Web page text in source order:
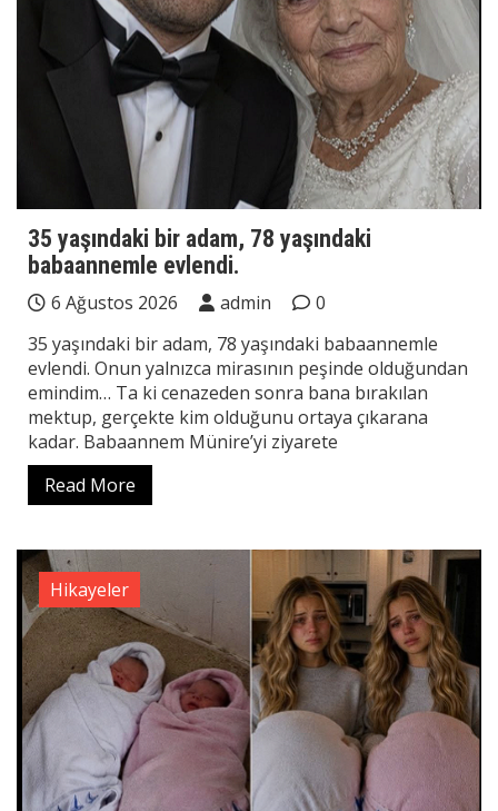
35 yaşındaki bir adam, 78 yaşındaki
babaannemle evlendi.
6 Ağustos 2026 admin
0
35 yaşındaki bir adam, 78 yaşındaki babaannemle
evlendi. Onun yalnızca mirasının peşinde olduğundan
emindim… Ta ki cenazeden sonra bana bırakılan
mektup, gerçekte kim olduğunu ortaya çıkarana
kadar. Babaannem Münire’yi ziyarete
Read More
Hikayeler